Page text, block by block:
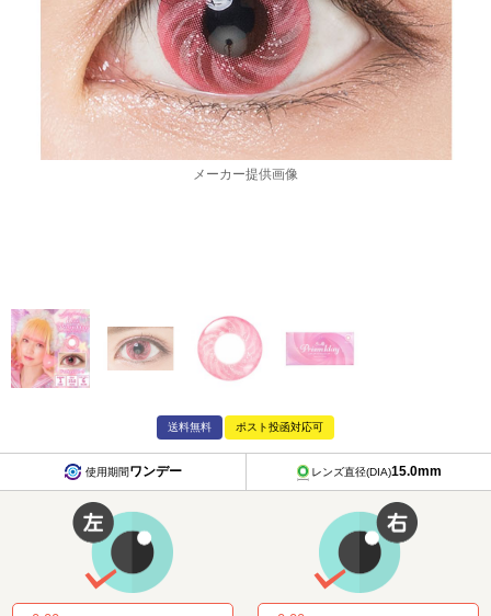
送料無料 ポスト投函対応可
使用期間ワンデー レンズ直径(DIA)15.0mm